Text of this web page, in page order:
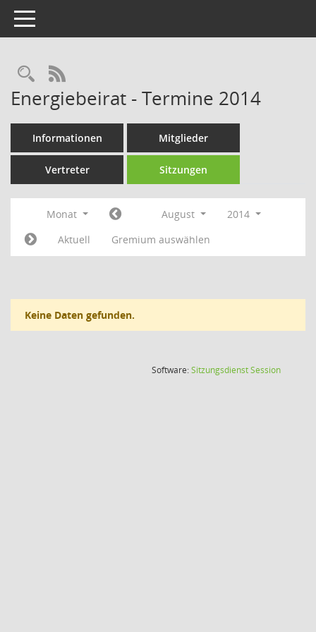
Toggle navigation
Rechercheauswahl
RSS-Feed
Energiebeirat - Termine 2014
Informationen Mitglieder
Vertreter Sitzungen
Monat August
2014
Aktuell
Gremium auswählen
Keine Daten gefunden.
Software:SitzungsdienstSession(Wird in